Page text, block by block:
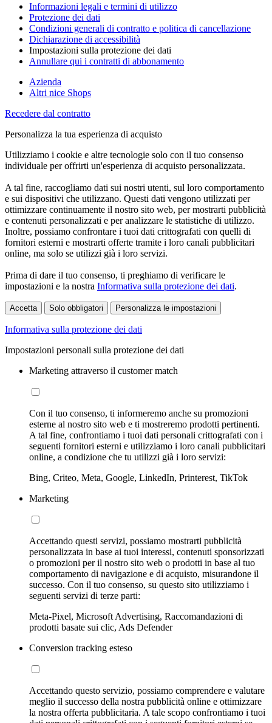
Informazioni legali e termini di utilizzo
Protezione dei dati
Condizioni generali di contratto e politica di cancellazione
Dichiarazione di accessibilità
Impostazioni sulla protezione dei dati
Annullare qui i contratti di abbonamento
Azienda
Altri nice Shops
Recedere dal contratto
Personalizza la tua esperienza di acquisto
Utilizziamo i cookie e altre tecnologie solo con il tuo consenso
individuale per offrirti un'esperienza di acquisto personalizzata.
A tal fine, raccogliamo dati sui nostri utenti, sul loro comportamento
e sui dispositivi che utilizzano. Questi dati vengono utilizzati per
ottimizzare continuamente il nostro sito web, per mostrarti pubblicità
e contenuti personalizzati e per analizzare le statistiche di utilizzo.
Inoltre, possiamo confrontare i tuoi dati crittografati con quelli di
fornitori esterni e mostrarti offerte tramite i loro canali pubblicitari
online, ma solo se utilizzi già i loro servizi.
Prima di dare il tuo consenso, ti preghiamo di verificare le
impostazioni e la nostra Informativa sulla protezione dei dati.
Accetta Solo obbligatori Personalizza le impostazioni
Informativa sulla protezione dei dati
Impostazioni personali sulla protezione dei dati
Marketing attraverso il customer match
Con il tuo consenso, ti informeremo anche su promozioni
esterne al nostro sito web e ti mostreremo prodotti pertinenti.
A tal fine, confrontiamo i tuoi dati personali crittografati con i
seguenti fornitori esterni e utilizziamo i loro canali pubblicitari
online, a condizione che tu utilizzi già i loro servizi:
Bing, Criteo, Meta, Google, LinkedIn, Printerest, TikTok
Marketing
Accettando questi servizi, possiamo mostrarti pubblicità
personalizzata in base ai tuoi interessi, contenuti sponsorizzati
o promozioni per il nostro sito web o prodotti in base al tuo
comportamento di navigazione e di acquisto, misurandone il
successo. Con il tuo consenso, su questo sito utilizziamo i
seguenti servizi di terze parti:
Meta-Pixel, Microsoft Advertising, Raccomandazioni di
prodotti basate sui clic, Ads Defender
Conversion tracking esteso
Accettando questo servizio, possiamo comprendere e valutare
meglio il successo della nostra pubblicità online e ottimizzare
la nostra offerta pubblicitaria. A tale scopo confrontiamo i tuoi